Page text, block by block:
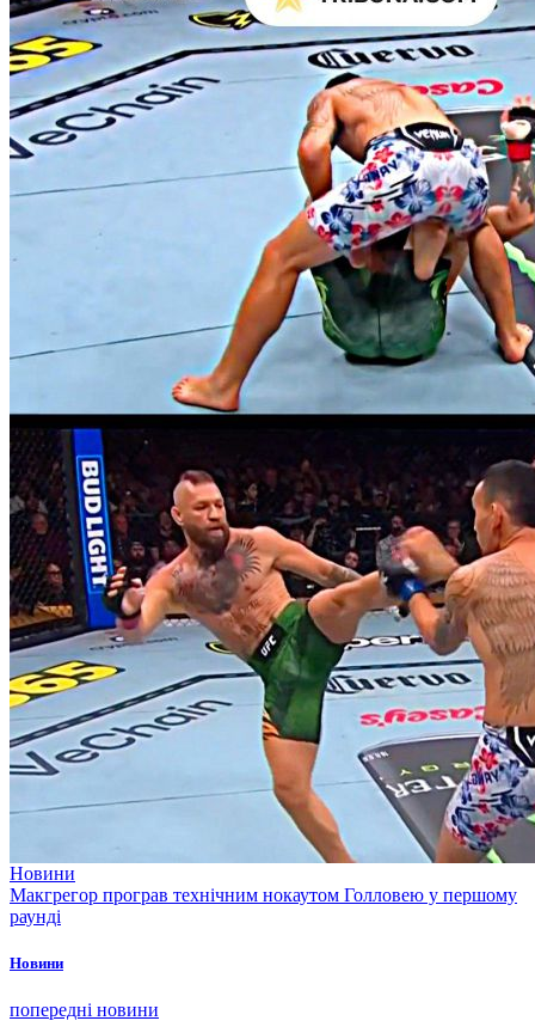
Новини
Макгрегор програв технічним нокаутом Голловею у першому
раунді
Новини
попередні новини